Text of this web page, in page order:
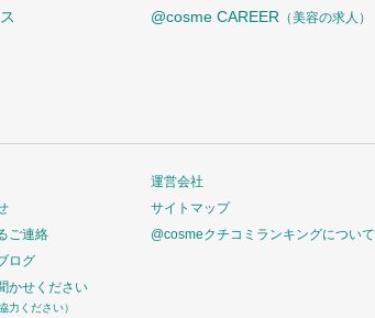
@cosme CAREER （美容の求人）
ご連絡
ログ
かせください
力ください）
運営会社
サイトマップ
@cosmeクチコミランキングについて